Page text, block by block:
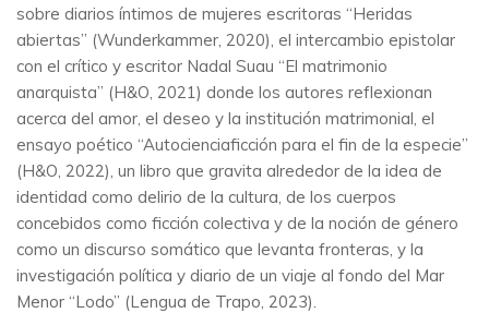
sobre diarios íntimos de mujeres escritoras “Heridas
abiertas” (Wunderkammer, 2020), el intercambio epistolar
con el crítico y escritor Nadal Suau “El matrimonio
anarquista” (H&O, 2021) donde los autores reflexionan
acerca del amor, el deseo y la institución matrimonial, el
ensayo poético “Autocienciaficción para el fin de la especie”
(H&O, 2022), un libro que gravita alrededor de la idea de
identidad como delirio de la cultura, de los cuerpos
concebidos como ficción colectiva y de la noción de género
como un discurso somático que levanta fronteras, y la
investigación política y diario de un viaje al fondo del Mar
Menor “Lodo” (Lengua de Trapo, 2023).